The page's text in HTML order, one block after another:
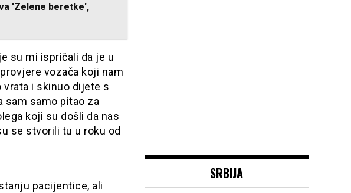
'Zelene beretke',
su mi ispričali da je u
vozača koji nam
i skinuo dijete s
sam samo pitao za
koji su došli da nas
se stvorili tu u roku od
pacijentice, ali
SRBIJA